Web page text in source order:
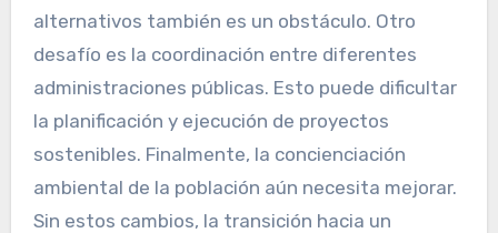
alternativos también es un obstáculo. Otro
desafío es la coordinación entre diferentes
administraciones públicas. Esto puede dificultar
la planificación y ejecución de proyectos
sostenibles. Finalmente, la concienciación
ambiental de la población aún necesita mejorar.
Sin estos cambios, la transición hacia un